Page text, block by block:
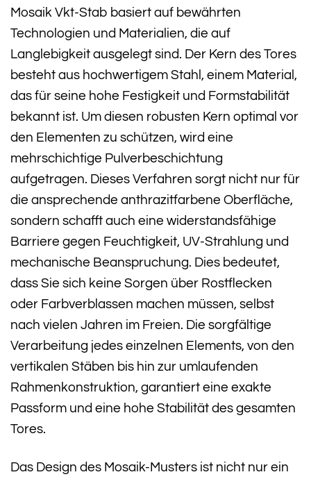
Mosaik Vkt-Stab basiert auf bewährten
Technologien und Materialien, die auf
Langlebigkeit ausgelegt sind. Der Kern des Tores
besteht aus hochwertigem Stahl, einem Material,
das für seine hohe Festigkeit und Formstabilität
bekannt ist. Um diesen robusten Kern optimal vor
den Elementen zu schützen, wird eine
mehrschichtige Pulverbeschichtung
aufgetragen. Dieses Verfahren sorgt nicht nur für
die ansprechende anthrazitfarbene Oberfläche,
sondern schafft auch eine widerstandsfähige
Barriere gegen Feuchtigkeit, UV-Strahlung und
mechanische Beanspruchung. Dies bedeutet,
dass Sie sich keine Sorgen über Rostflecken
oder Farbverblassen machen müssen, selbst
nach vielen Jahren im Freien. Die sorgfältige
Verarbeitung jedes einzelnen Elements, von den
vertikalen Stäben bis hin zur umlaufenden
Rahmenkonstruktion, garantiert eine exakte
Passform und eine hohe Stabilität des gesamten
Tores.
Das Design des Mosaik-Musters ist nicht nur ein